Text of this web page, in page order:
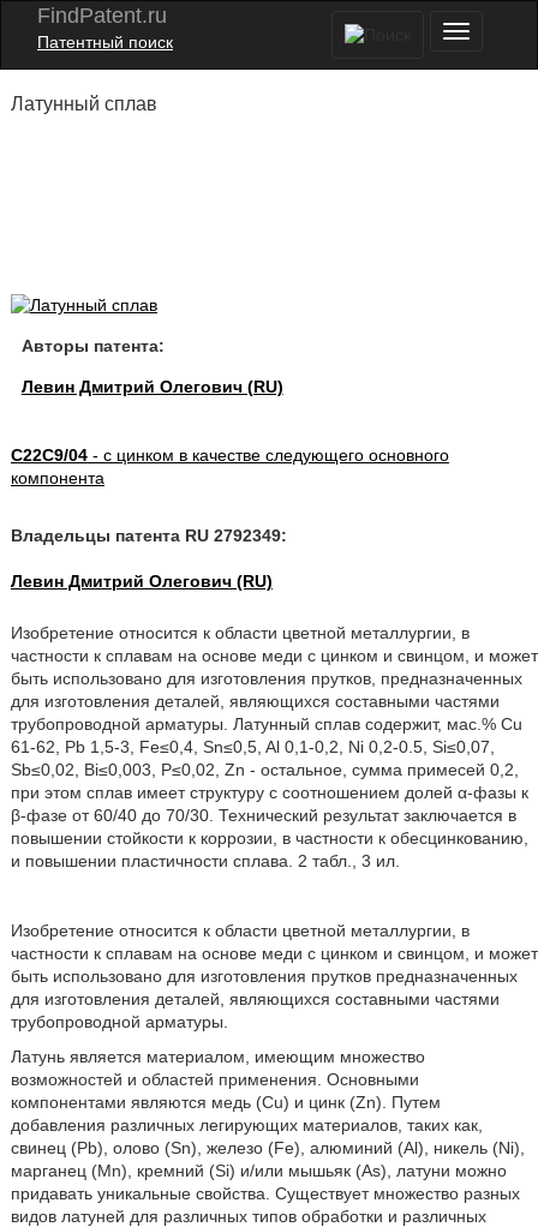
FindPatent.ru
Патентный поиск
Латунный сплав
Авторы патента:
Левин Дмитрий Олегович (RU)
C22C9/04- с цинком в качестве следующего основного
компонента
Владельцы патента RU 2792349:
Левин Дмитрий Олегович (RU)
Изобретение относится к области цветной металлургии, в
частности к сплавам на основе меди с цинком и свинцом, и может
быть использовано для изготовления прутков, предназначенных
для изготовления деталей, являющихся составными частями
трубопроводной арматуры. Латунный сплав содержит, мас.% Cu
61-62, Pb 1,5-3, Fe≤0,4, Sn≤0,5, Al 0,1-0,2, Ni 0,2-0.5, Si≤0,07,
Sb≤0,02, Bi≤0,003, P≤0,02, Zn - остальное, сумма примесей 0,2,
при этом сплав имеет структуру с соотношением долей α-фазы к
β-фазе от 60/40 до 70/30. Технический результат заключается в
повышении стойкости к коррозии, в частности к обесцинкованию,
и повышении пластичности сплава. 2 табл., 3 ил.
Изобретение относится к области цветной металлургии, в
частности к сплавам на основе меди с цинком и свинцом, и может
быть использовано для изготовления прутков предназначенных
для изготовления деталей, являющихся составными частями
трубопроводной арматуры.
Латунь является материалом, имеющим множество
возможностей и областей применения. Основными
компонентами являются медь (Cu) и цинк (Zn). Путем
добавления различных легирующих материалов, таких как,
свинец (Pb), олово (Sn), железо (Fe), алюминий (Al), никель (Ni),
марганец (Mn), кремний (Si) и/или мышьяк (As), латуни можно
придавать уникальные свойства. Существует множество разных
видов латуней для различных типов обработки и различных